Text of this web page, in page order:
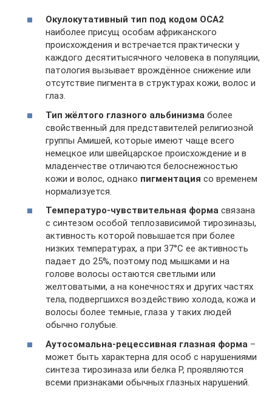
Окулокутативный тип под кодом ОСА2
наиболее присущ особам африканского
происхождения и встречается практически у
каждого десятитысячного человека в популяции,
патология вызывает врождённое снижение или
отсутствие пигмента в структурах кожи, волос и
глаз.
Тип жёлтого глазного альбинизма более
свойственный для представителей религиозной
группы Амишей, которые имеют чаще всего
немецкое или швейцарское происхождение и в
младенчестве отличаются белоснежностью
кожи и волос, однако пигментация со временем
нормализуется.
Температуро-чувствительная форма связана
с синтезом особой теплозависимой тирозиназы,
активность которой повышается при более
низких температурах, а при 37°С ее активность
падает до 25%, поэтому под мышками и на
голове волосы остаются светлыми или
желтоватыми, а на конечностях и других частях
тела, подвергшихся воздействию холода, кожа и
волосы более темные, глаза у таких людей
обычно голубые.
Аутосомальна-рецессивная глазная форма –
может быть характерна для особ с нарушениями
синтеза тирозиназа или белка Р, проявляются
всеми признаками обычных глазных нарушений.